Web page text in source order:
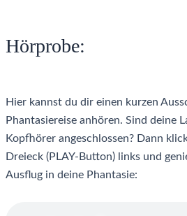
Hörprobe:
Hier kannst du dir einen kurzen
Phantasiereise anhören. Sind deine
Kopfhörer angeschlossen? Dann
Dreieck (PLAY-Button) links und
Ausflug in deine Phantasie: